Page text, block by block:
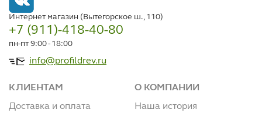
Интернет магазин (Вытегорское ш., 110)
+7 (911)-418-40-80
пн-пт 9:00 - 18:00
info@profildrev.ru
КЛИЕНТАМ
Доставка и оплата
О КОМПАНИИ
Наша история